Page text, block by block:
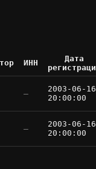
ИНН
Дата
—
2003-06-16
20:00:00
—
2003-06-16
20:00:00